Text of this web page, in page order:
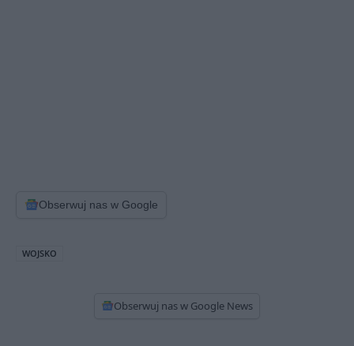
Obserwuj nas w Google
WOJSKO
Obserwuj nas w Google News